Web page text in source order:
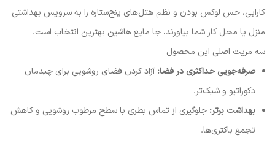
کارایی، حس لوکس بودن و نظم هتل‌های پنج‌ستاره را به سرویس بهداشتی
منزل یا محل کار شما بیاورند، جا مایع هاشین بهترین انتخاب است.
سه مزیت اصلی این محصول
صرفه‌جویی حداکثری در فضا: آزاد کردن فضای روشویی برای چیدمان
دکوراتیو و شیک‌تر.
بهداشت برتر: جلوگیری از تماس بطری با سطح مرطوب روشویی و کاهش
تجمع باکتری‌ها.